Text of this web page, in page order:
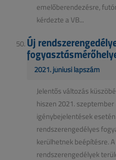
emelőberendezésre,
kérdezte a VB...
Új
2021. júniusi lapszám
Jelentős változás
hiszen 2021.
igénybejelentések
rendszerengedélyes
kerülhetnek beépítésre.
rendszerengedélyek